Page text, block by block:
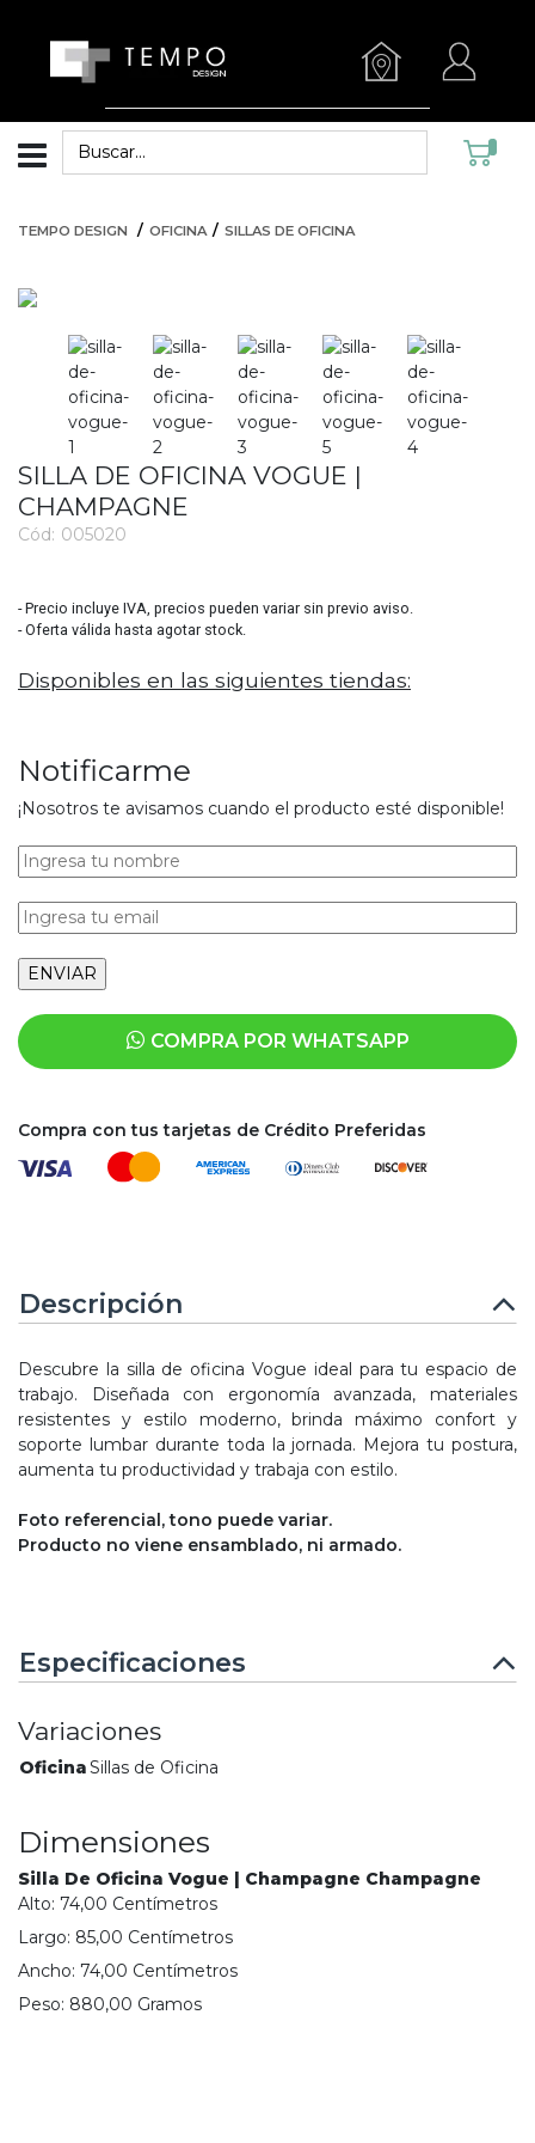
TEMPO DESIGN OFICINA SILLAS DE OFICINA
SILLA DE OFICINA VOGUE |
CHAMPAGNE
Cód: 005020
- Precio incluye IVA, precios pueden variar sin previo aviso.
- Oferta válida hasta agotar stock.
Disponibles en las siguientes tiendas:
Notificarme
¡Nosotros te avisamos cuando el producto esté disponible!
COMPRA POR WHATSAPP
Compra con tus tarjetas de Crédito Preferidas
Descripción
Descubre la silla de oficina Vogue ideal para tu espacio de
trabajo. Diseñada con ergonomía avanzada, materiales
resistentes y estilo moderno, brinda máximo confort y
soporte lumbar durante toda la jornada. Mejora tu postura,
aumenta tu productividad y trabaja con estilo.
Foto referencial, tono puede variar.
Producto no viene ensamblado, ni armado.
Especificaciones
Variaciones
OficinaSillas de Oficina
Dimensiones
Silla De Oficina Vogue | Champagne Champagne
Alto: 74,00 Centímetros
Largo: 85,00 Centímetros
Ancho: 74,00 Centímetros
Peso: 880,00 Gramos